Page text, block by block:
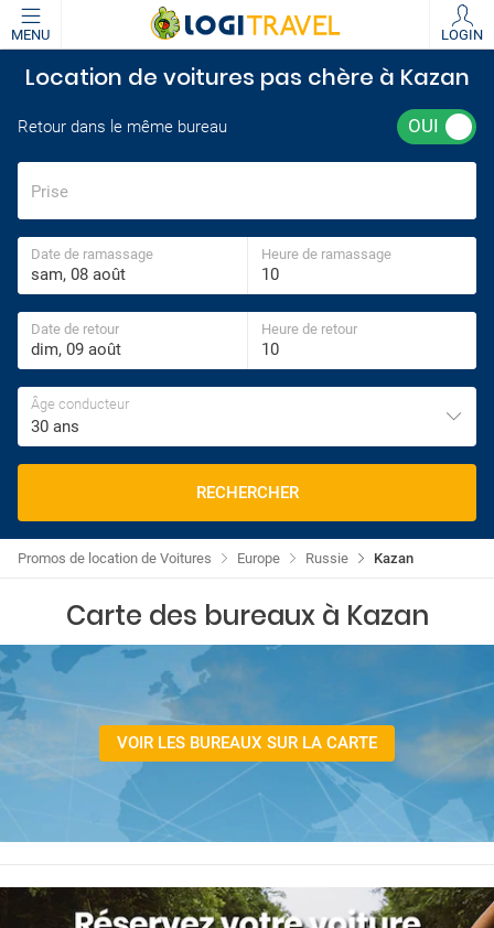
MENU LOGIN
Location de voitures pas chère à Kazan
Retour dans le même bureau
Prise
Date de ramassage Heure de ramassage
Date de retour Heure de retour
Âge conducteur
30 ans
RECHERCHER
Kazan
Russie
Europe
Promos de location de Voitures
Carte des bureaux à Kazan
VOIR LES BUREAUX SUR LA CARTE